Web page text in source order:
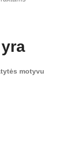
motyvu